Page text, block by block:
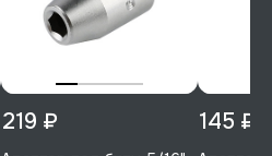
219 ₽ 145 ₽